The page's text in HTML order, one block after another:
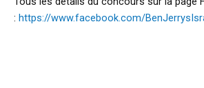
: https://www.facebook.com/